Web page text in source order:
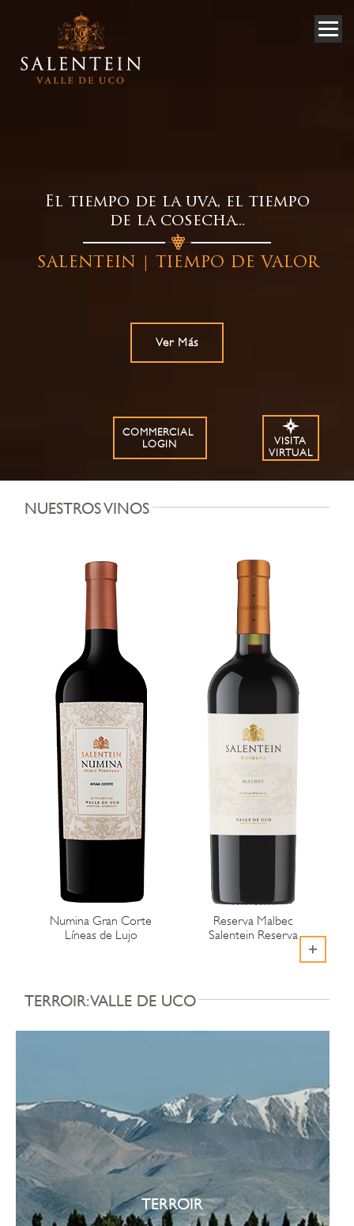
El tiempo de la uva, el tiempo
de la cosecha...
SALENTEIN | TIEMPO DE VALOR
Ver Más
COMMERCIAL
LOGIN
VISITA
VIRTUAL
NUESTROS VINOS
Numina Gran Corte
Líneas de Lujo
Reserva Malbec
Salentein Reserva
TERROIR: VALLE DE UCO
TERROIR